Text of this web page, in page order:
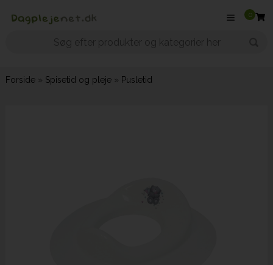
0
Forside» Spisetid og pleje» Pusletid